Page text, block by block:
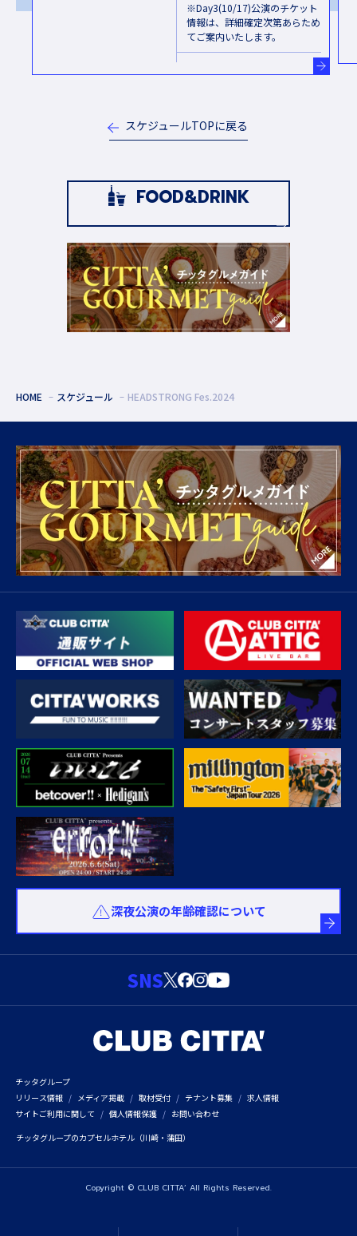
※Day3(10/17)公演のチケット
情報は、詳細確定次第あらため
てご案内いたします。
スケジュールTOPに戻る
FOOD&DRINK
HOME スケジュール HEADSTRONG Fes.2024
深夜公演の年齢確認について
SNS
チッタグループ
リリース情報
メディア掲載 取材受付 テナント募集
求人情報
サイトご利用に関して
個人情報保護
お問い合わせ
チッタグループのカプセルホテル（川崎・蒲田）
Copyright © CLUB CITTA’ All Rights Reserved.